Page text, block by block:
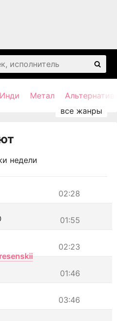
Инди Метал
недели
02:28
01:55
02:23
01:46
03:46